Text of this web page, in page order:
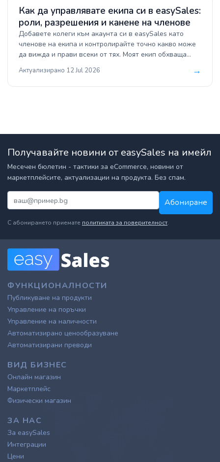
Как да управлявате екипа си в easySales:
роли, разрешения и канене на членове
Добавете колеги към акаунта си в easySales като
членове на екипа и контролирайте точно какво може
да вижда и прави всеки от тях. Моят екип обхваща
плана, процеса на канене, достъпа по статуси на
поръчки, принтера по подразбиране за всеки член и
Актуализирано 12 Jul 2026 →
Получавайте новини от easySales на имейл
Месечен бюлетин - тактики за eCommerce, новини от
маркетплейсите, актуализации на продукта. Без спам.
Абониране
С абонирането приемате политиката за поверителност.
ФУНКЦИОНАЛНОСТИ
Публикуване на продукти
Управление на поръчки
Управление на наличности
Автоматизирано ценообразуване
Автоматизирани преводи
ВИД БИЗНЕС
Онлайн магазин
Маркетплейс
Физически магазин
ЗА НАС
За easySales
Интеграции
Цени